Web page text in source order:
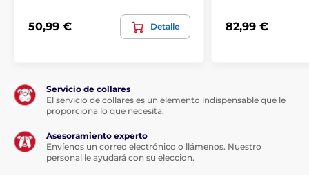
Para perros grandes
50,99 € Detalle 82,99 €
Servicio de collares
El servicio de collares es un elemento indispensable que le
proporciona lo que necesita.
Asesoramiento experto
Envíenos un correo electrónico o llámenos. Nuestro
personal le ayudará con su eleccion.